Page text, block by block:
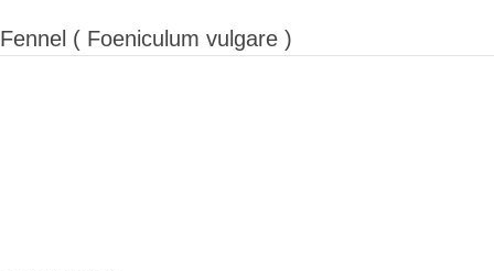
Fennel ( Foeniculum vulgare )